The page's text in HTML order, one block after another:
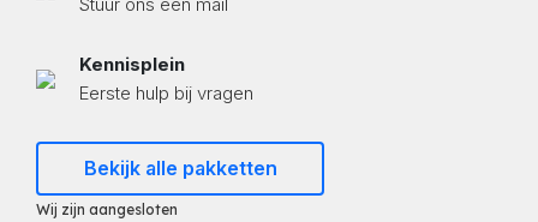
Stuur ons een mail
Kennisplein
Eerste hulp bij vragen
Bekijk alle pakketten
Wij zijn aangesloten